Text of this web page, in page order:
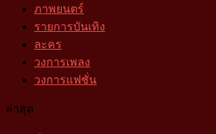
ภาพยนตร์
รายการบันเทิง
ละคร
วงการเพลง
วงการแฟชั่น
ล่าสุด